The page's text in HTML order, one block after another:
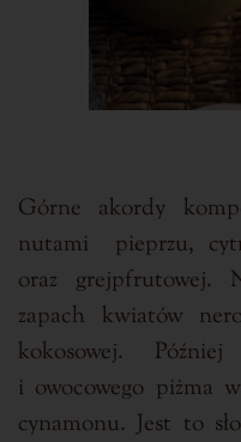
Górne akordy
nutami pieprzu,
oraz grejpfrutowej.
zapach kwiatów
kokosowej.
i owocowego piżma
cynamonu. Jest to